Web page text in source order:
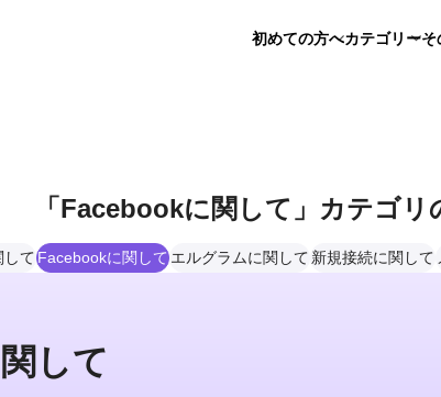
初めての方へカテゴリーそ
「Facebookに関して」カテゴリ
してFacebookに関して エルグラムに関して 新規接続に関して
して